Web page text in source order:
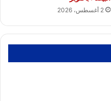
2 أغسطس، 2026